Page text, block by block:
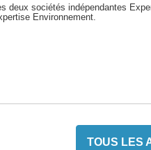
deux sociétés indépendantes
Environnement.
TOUS LES